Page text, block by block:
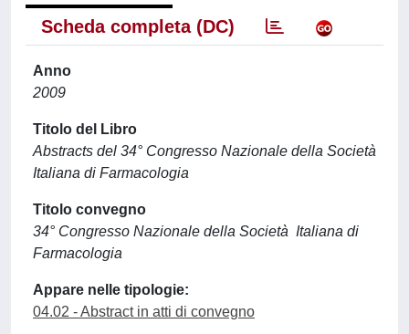
Scheda completa (DC)
Anno
2009
Titolo del Libro
Abstracts del 34° Congresso Nazionale della Società
Italiana di Farmacologia
Titolo convegno
34° Congresso Nazionale della Società Italiana di
Farmacologia
Appare nelle tipologie:
04.02 - Abstract in atti di convegno